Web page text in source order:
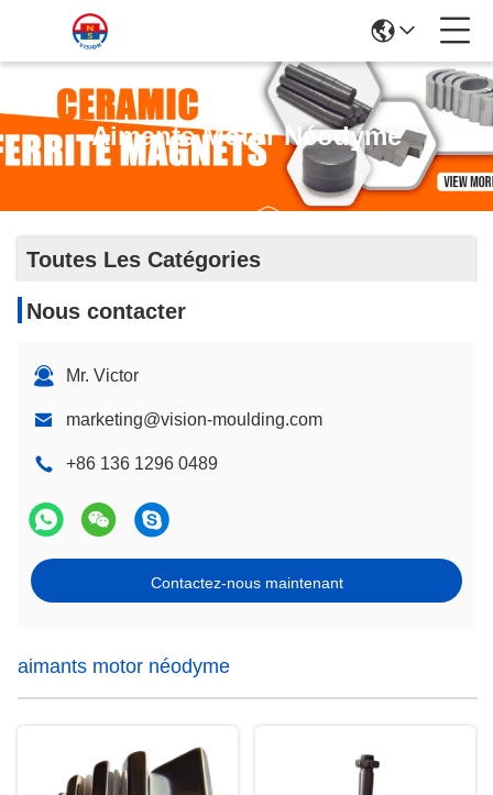
Aimants Motor Néodyme
Toutes Les Catégories
Nous contacter
Mr. Victor
marketing@vision-moulding.com
+86 136 1296 0489
Contactez-nous maintenant
aimants motor néodyme